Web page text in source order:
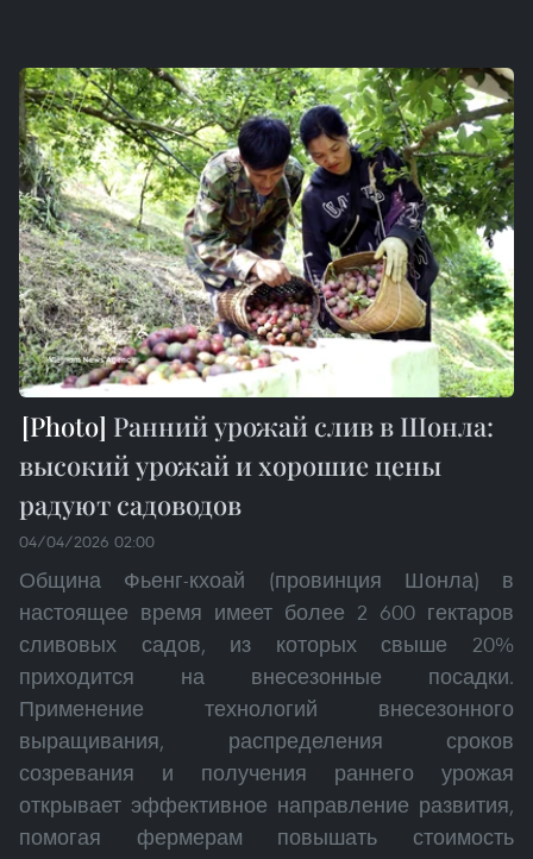
Ранний урожай слив в Шонла:
высокий урожай и хорошие цены
радуют садоводов
04/04/2026 02:00
Община Фьенг-кхоай (провинция Шонла) в
настоящее время имеет более 2 600 гектаров
сливовых садов, из которых свыше 20%
приходится на внесезонные посадки.
Применение технологий внесезонного
выращивания, распределения сроков
созревания и получения раннего урожая
открывает эффективное направление развития,
помогая фермерам повышать стоимость